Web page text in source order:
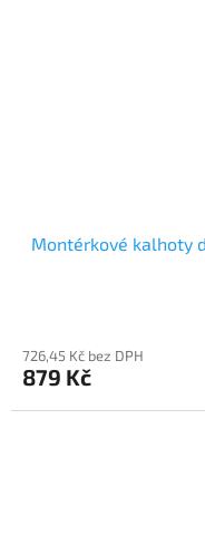
Montérkové kalhoty
726,45 Kč bez DPH
879 Kč